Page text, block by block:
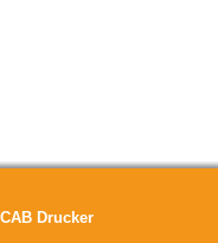
CAB Drucker